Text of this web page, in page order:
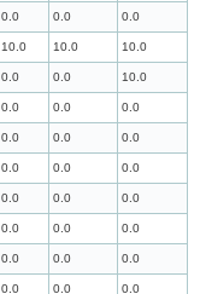
0.0 0.0 0.0
10.0 10.0 10.0
0.0 0.0 10.0
0.0 0.0 0.0
0.0 0.0 0.0
0.0 0.0 0.0
0.0 0.0 0.0
0.0 0.0 0.0
0.0 0.0 0.0
0.0 0.0 0.0